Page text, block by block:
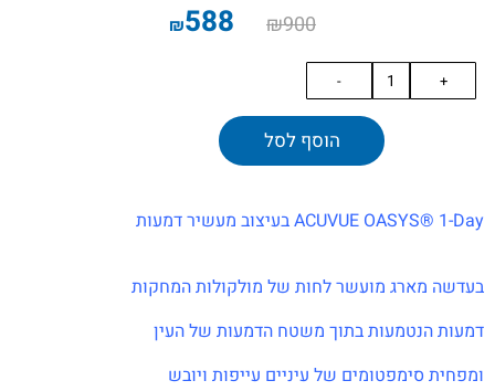
₪900
₪588
הוסף לסל
ACUVUE OASYS® 1-Day בעיצוב מעשיר דמעות
בעדשה מארג מועשר לחות של מולקולות המחקות
דמעותהנטמעות בתוך משטח הדמעות של העין
ומפחית סימפטומים של עיניים עייפות ויובש